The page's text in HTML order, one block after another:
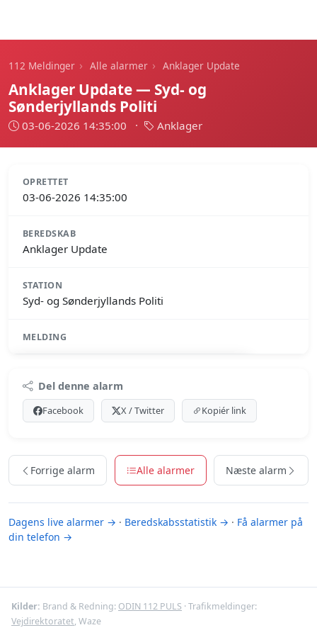
112 Meldinger › Alle alarmer › Anklager Update
Anklager Update — Syd- og
Sønderjyllands Politi
03-06-2026 14:35:00 · Anklager
OPRETTET
03-06-2026 14:35:00
BEREDSKAB
Anklager Update
STATION
Syd- og Sønderjyllands Politi
MELDING
Premium indhold
Log ind med Premium for at se meldingen.
Se Premium-muligheder
Del denne alarm
Facebook X / Twitter Kopiér link
Forrige alarm Alle alarmer Næste alarm
Dagens live alarmer → · Beredskabsstatistik → · Få alarmer på
din telefon →
Kilder: Brand & Redning: ODIN 112 PULS · Trafikmeldinger:
Vejdirektoratet, Waze